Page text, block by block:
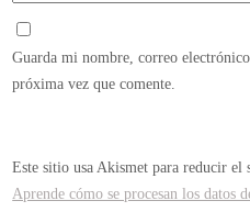
Guarda mi nombre, correo
próxima vez que comente.
Este sitio usa Akismet para reducir el
Aprende cómo se procesan los datos